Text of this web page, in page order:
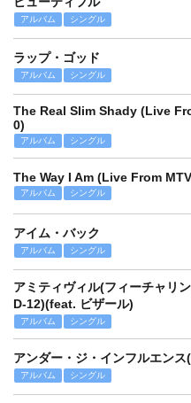
アルバム シングル
ラップ・ゴッド
アルバム シングル
The Real Slim Shady (Live
0)
アルバム シングル
The Way I Am (Live From
アルバム シングル
アイム・バック
アルバム シングル
アミティヴィル(フィーチャリ
D‐12)(feat. ビザール)
アルバム シングル
アンダー・ジ・インフルエン
アルバム シングル